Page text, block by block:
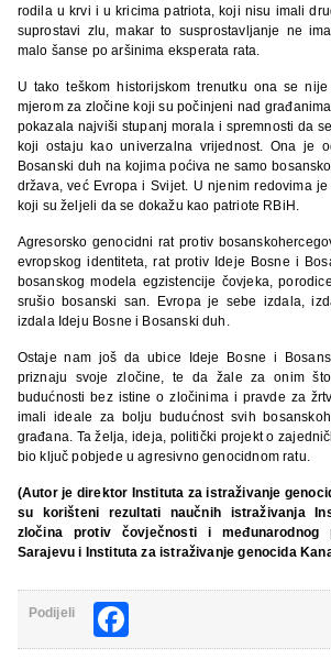
rodila u krvi i u kricima patriota, koji nisu imali
suprostavi zlu, makar to susprostavljanje ne
malo šanse po aršinima eksperata rata.
U tako teškom historijskom trenutku ona se
mjerom za zločine koji su počinjeni nad
pokazala najviši stupanj morala i spremnosti da
koji ostaju kao univerzalna vrijednost. Ona je
Bosanski duh na kojima poćiva ne samo
država, već Evropa i Svijet. U njenim redovima
koji su željeli da se dokažu kao patriote RBiH.
Agresorsko genocidni rat protiv
evropskog identiteta, rat protiv Ideje Bosne i
bosanskog modela egzistencije čovjeka,
srušio bosanski san. Evropa je sebe izdala,
izdala Ideju Bosne i Bosanski duh.
Ostaje nam još da ubice Ideje Bosne i
priznaju svoje zločine, te da žale za onim
budućnosti bez istine o zločinima i pravde za
imali ideale za bolju budućnost svih
građana. Ta želja, ideja, politički projekt o
bio ključ pobjede u agresivno genocidnom ratu.
(Autor je direktor Instituta za istraživanje
su korišteni rezultati naučnih istraživanja
zločina protiv čovječnosti i međunarodnog
Sarajevu i Instituta za istraživanje genocida
Podijeli